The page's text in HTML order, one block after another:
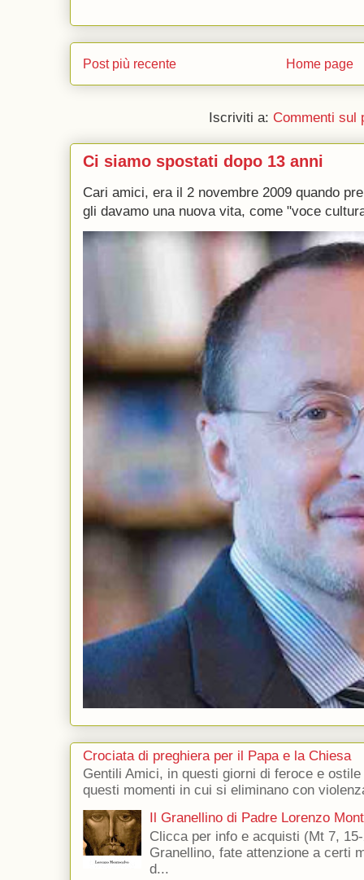
Post più recente Home page
Iscriviti a: Commenti sul
Ci siamo spostati dopo 13 anni
Cari amici, era il 2 novembre 2009 quando
gli davamo una nuova vita, come "voce
Crociata di preghiera per il Papa e la Chiesa
Gentili Amici, in questi giorni di feroce e
questi momenti in cui si eliminano con
Il Granellino di Padre Lorenzo
Clicca per info e acquisti (Mt 7,
Granellino, fate attenzione a certi
d...